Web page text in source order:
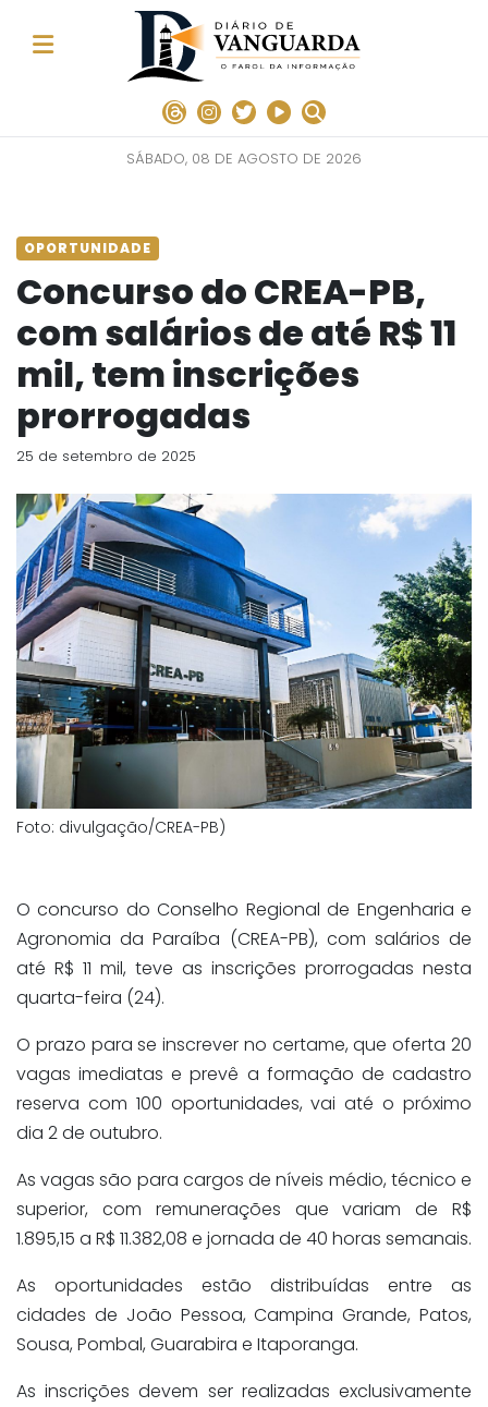
SÁBADO, 08 DE AGOSTO DE 2026
OPORTUNIDADE
Concurso do CREA-PB,
com salários de até R$ 11
mil, tem inscrições
prorrogadas
25 de setembro de 2025
Foto: divulgação/CREA-PB)
O concurso do Conselho Regional de Engenharia e
Agronomia da Paraíba (CREA-PB), com salários de
até R$ 11 mil, teve as inscrições prorrogadas nesta
quarta-feira (24).
O prazo para se inscrever no certame, que oferta 20
vagas imediatas e prevê a formação de cadastro
reserva com 100 oportunidades, vai até o próximo
dia 2 de outubro.
As vagas são para cargos de níveis médio, técnico e
superior, com remunerações que variam de R$
1.895,15 a R$ 11.382,08 e jornada de 40 horas semanais.
As oportunidades estão distribuídas entre as
cidades de João Pessoa, Campina Grande, Patos,
Sousa, Pombal, Guarabira e Itaporanga.
As inscrições devem ser realizadas exclusivamente